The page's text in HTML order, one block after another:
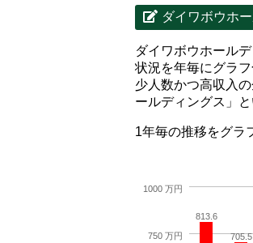
ダイワボウホ
ダイワボウホール
状況を年毎にグラフ
少人数かつ高収入
ールディングス」
1年毎の推移をグラ
813.6
705.5
750 万円
1000 万円